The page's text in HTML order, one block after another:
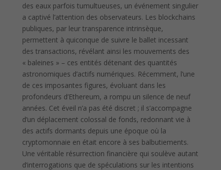
des eaux parfois tumultueuses, un événement singulier
a captivé l’attention des observateurs. Les blockchains
publiques, par leur transparence intrinsèque,
permettent à quiconque de suivre le ballet incessant
des transactions, révélant ainsi les mouvements des
« baleines » – ces entités détenant des quantités
astronomiques d’actifs numériques. Récemment, l’une
de ces imposantes figures, évoluant dans les
profondeurs d’Ethereum, a rompu un silence de neuf
années. Cet éveil n’a pas été discret ; il s’accompagne
d’un déplacement colossal de fonds, redonnant vie à
des actifs dormants depuis une époque où la
cryptomonnaie en était encore à ses balbutiements.
Une véritable résurrection financière qui soulève autant
d’interrogations que de spéculations sur les intentions